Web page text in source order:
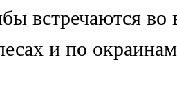
встречаются
и по